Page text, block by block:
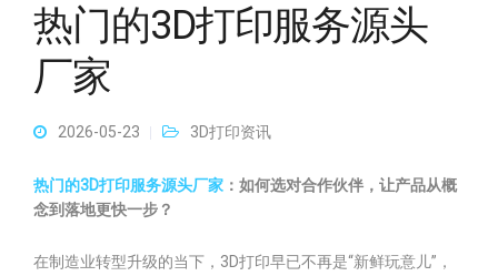
热门的3D打印服务源头
厂家
2026-05-23 3D打印资讯
热门的3D打印服务源头厂家 ：如何选对合作伙伴，让产品从概
念到落地更快一步？
在制造业转型升级的当下，3D打印早已不再是“新鲜玩意儿”，